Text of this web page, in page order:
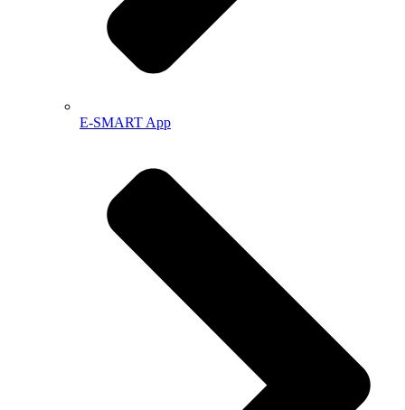
E-SMART App